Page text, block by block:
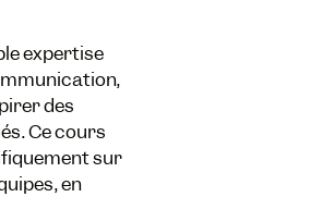
expertise
des
Ce cours
sur
en